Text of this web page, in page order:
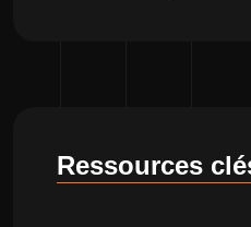
Ressources